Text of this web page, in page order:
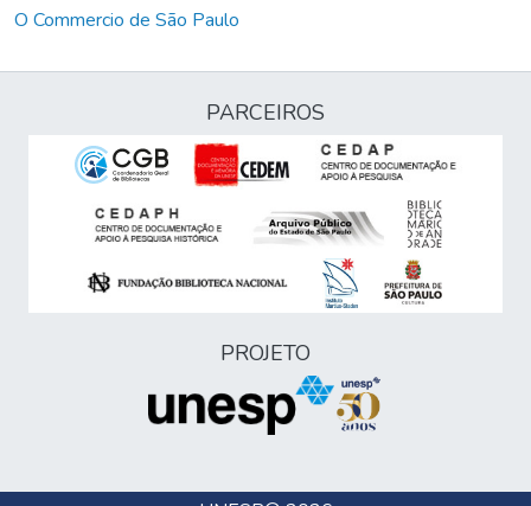
O Commercio de São Paulo
PARCEIROS
PROJETO